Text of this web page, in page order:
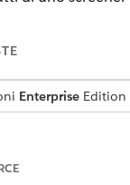
EnterpriseEdition
Confrontare le